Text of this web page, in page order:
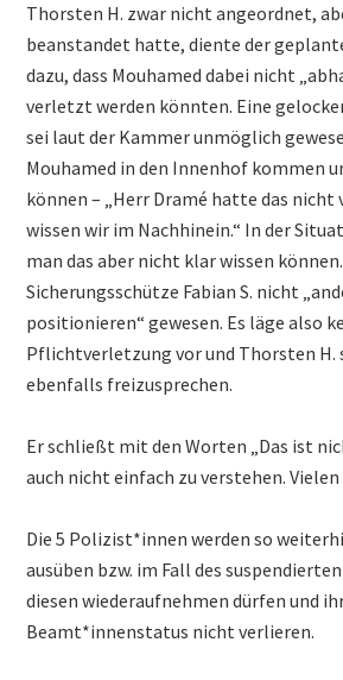
Thorsten H. zwar nicht angeordnet,
beanstandet hatte, diente der
dazu, dass Mouhamed dabei nicht
verletzt werden könnten. Eine
sei laut der Kammer unmöglich
Mouhamed in den Innenhof kommen
können – „Herr Dramé hatte das nicht
wissen wir im Nachhinein.“ In der
man das aber nicht klar wissen können.
Sicherungsschütze Fabian S. nicht
positionieren“ gewesen. Es läge also
Pflichtverletzung vor und Thorsten H.
ebenfalls freizusprechen.
Er schließt mit den Worten „Das ist
auch nicht einfach zu verstehen. Vielen
Die 5 Polizist*innen werden so
ausüben bzw. im Fall des
diesen wiederaufnehmen dürfen und
Beamt*innenstatus nicht verlieren.